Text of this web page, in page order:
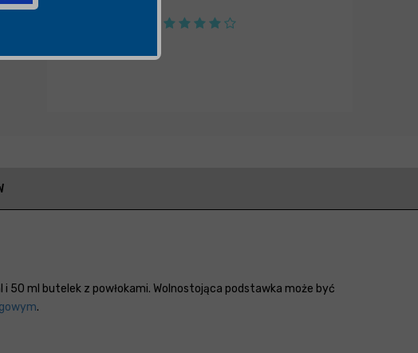
ml butelek z powłokami. Wolnostojąca podstawka może być
.